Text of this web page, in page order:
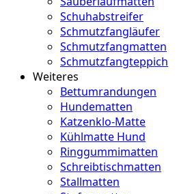
Schuhabstreifer
Schmutzfangläufer
Schmutzfangmatten
Schmutzfangteppich
Weiteres
Bettumrandungen
Hundematten
Katzenklo-Matte
Kühlmatte Hund
Ringgummimatten
Schreibtischmatten
Stallmatten